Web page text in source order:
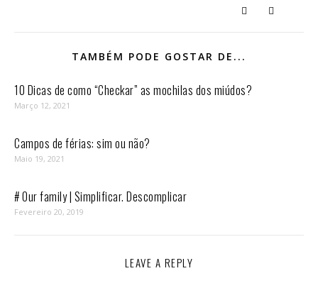
TAMBÉM PODE GOSTAR DE...
10 Dicas de como “Checkar” as mochilas dos miúdos?
Março 12, 2021
Campos de férias: sim ou não?
Maio 19, 2021
# Our family | Simplificar. Descomplicar
Fevereiro 20, 2019
LEAVE A REPLY